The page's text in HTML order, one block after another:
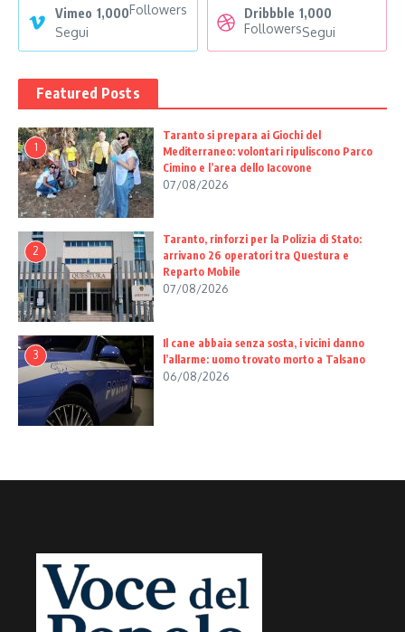
Vimeo 1,000Followers
Segui
Dribbble 1,000
FollowersSegui
Featured Posts
1
Taranto si prepara ai Giochi del
Mediterraneo: volontari ripuliscono Parco
Cimino e l’area dello Iacovone
07/08/2026
2
Taranto, rinforzi per la Polizia di Stato:
arrivano 26 operatori tra Questura e
Reparto Mobile
07/08/2026
3
Il cane abbaia senza sosta, i vicini danno
l’allarme: uomo trovato morto a Talsano
06/08/2026